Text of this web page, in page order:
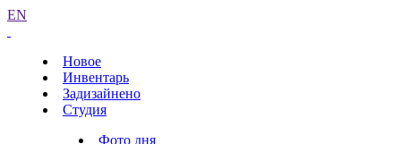
EN
Новое
Инвентарь
Задизайнено
Студия
Фото дня